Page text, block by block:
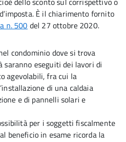
È il chiarimento fornito
n. 500 del 27 ottobre 2020.
condominio dove si trova
saranno eseguiti dei lavori di
agevolabili, fra cui la
di una caldaia
e di pannelli solari e
per i soggetti fiscalmente
beneficio in esame ricorda la